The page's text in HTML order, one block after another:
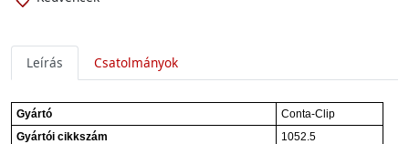
Leírás Csatolmányok
Gyártó
Conta-Clip
Gyártói cikkszám
1052.5